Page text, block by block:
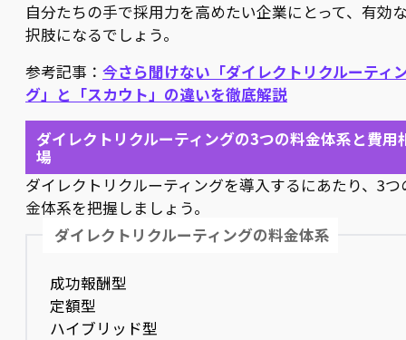
自分たちの手で採用力を高めたい企業にとって、有効
択肢になるでしょう。
参考記事： 今さら聞けない「ダイレクトリクルーティ
グ」と「スカウト」の違いを徹底解説
ダイレクトリクルーティングの3つの料金体系と費用
場
ダイレクトリクルーティングを導入するにあたり、3つ
金体系を把握しましょう。
ダイレクトリクルーティングの料金体系
成功報酬型
定額型
ハイブリッド型